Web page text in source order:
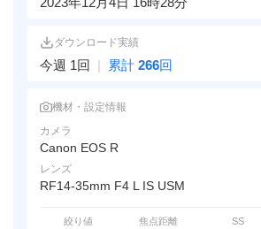
ダウンロード実績
今週 1回 | 累計 266回
機材・設定情報
カメラ
Canon EOS R
レンズ
RF14-35mm F4 L IS USM
絞り値 焦点距離 SS